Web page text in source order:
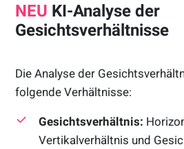
NEU KI-Analyse der
Gesichtsverhältnisse
Die Analyse der
folgende Verhältnisse:
Gesichtsverhältnis:
Vertikalverhältnis und